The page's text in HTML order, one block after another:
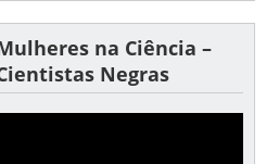
na Ciência –
Negras